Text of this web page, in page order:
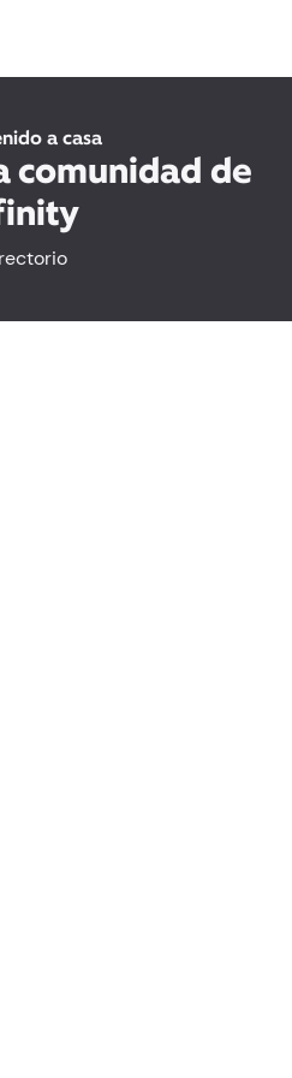
a casa
comunidad de